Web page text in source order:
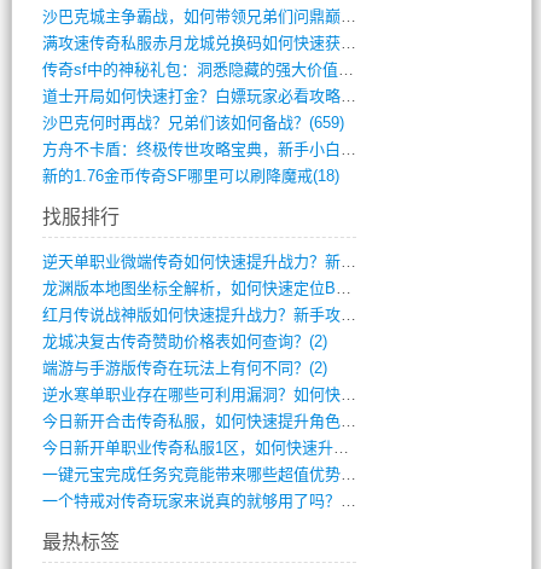
沙巴克城主争霸战，如何带领兄弟们问鼎巅峰(565)
满攻速传奇私服赤月龙城兑换码如何快速获取(676)
传奇sf中的神秘礼包：洞悉隐藏的强大价值(427)
道士开局如何快速打金？白嫖玩家必看攻略(5)
沙巴克何时再战？兄弟们该如何备战？(659)
方舟不卡盾：终极传世攻略宝典，新手小白逆(495)
新的1.76金币传奇SF哪里可以刷降魔戒(18)
找服排行
逆天单职业微端传奇如何快速提升战力？新手(4)
龙渊版本地图坐标全解析，如何快速定位BO(3)
红月传说战神版如何快速提升战力？新手攻略(3)
龙城决复古传奇赞助价格表如何查询？(2)
端游与手游版传奇在玩法上有何不同？(2)
逆水寒单职业存在哪些可利用漏洞？如何快速(1)
今日新开合击传奇私服，如何快速提升角色战(0)
今日新开单职业传奇私服1区，如何快速升级(0)
一键元宝完成任务究竟能带来哪些超值优势？(0)
一个特戒对传奇玩家来说真的就够用了吗？(0)
最热标签